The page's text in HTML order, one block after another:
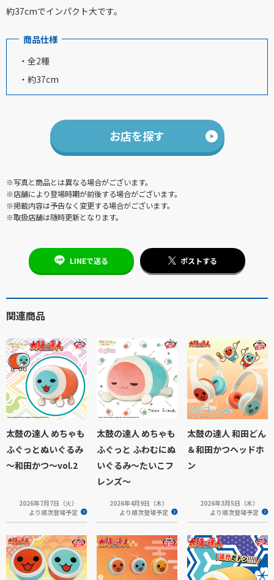
約37cmでインパクト大です。
商品仕様
・全2種
・約37cm
お店を探す
※写真と商品とは異なる場合がございます。
※店舗により登場時期が前後する場合がございます。
※掲載内容は予告なく変更する場合がございます。
※取扱店舗は随時更新となります。
LINEで送る ポストする
関連商品
太鼓の達人 めちゃも
ふぐっとぬいぐるみ
～和田かつ～vol.2
2026年7月7日（火）
より順次登場予定
太鼓の達人 めちゃも
ふぐっと ふわむにぬ
いぐるみ～たいこフ
レンズ～
2026年4月9日（木）
より順次登場予定
太鼓の達人 和田どん
＆和田かつヘッドホ
ン
2026年3月5日（木）
より順次登場予定